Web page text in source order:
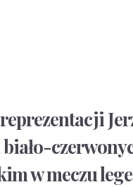
w meczu